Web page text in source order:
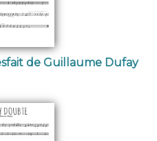
de Guillaume Dufay